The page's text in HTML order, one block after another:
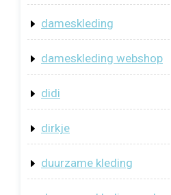
dameskleding
dameskleding webshop
didi
dirkje
duurzame kleding